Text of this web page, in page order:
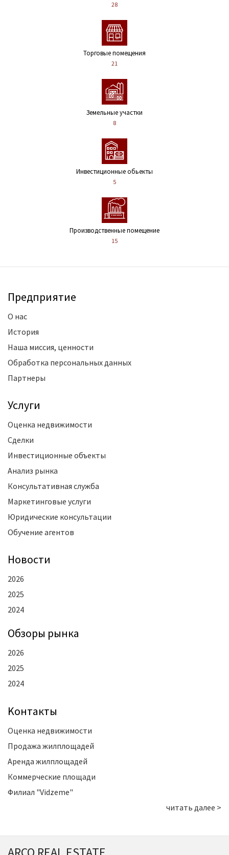
28
Торговые помещения
21
Земельные участки
8
Инвестиционные обьекты
5
Производственные помещение
15
Предприятие
О нас
История
Наша миссия, ценности
Обработка персональных данных
Партнеры
Услуги
Оценка недвижимости
Сделки
Инвестиционные объекты
Анализ рынка
Консультативная служба
Маркетинговые услуги
Юридические консультации
Обучение агентов
Новости
2026
2025
2024
Oбзоры рынка
2026
2025
2024
Kонтакты
Оценка недвижимости
Продажа жилплощадей
Аренда жилплощадей
Коммерческие площади
Филиал "Vidzeme"
читать далее >